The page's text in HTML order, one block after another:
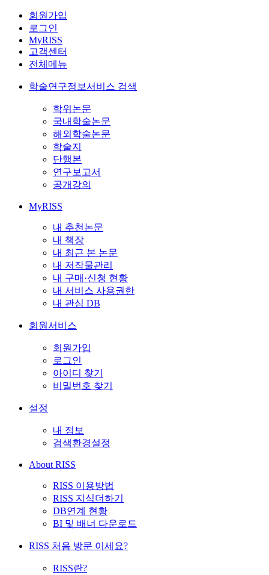
회원가입
로그인
MyRISS
고객센터
전체메뉴
학술연구정보서비스 검색
학위논문
국내학술논문
해외학술논문
학술지
단행본
연구보고서
공개강의
MyRISS
내 추천논문
내 책장
내 최근 본 논문
내 저작물관리
내 구매·신청 현황
내 서비스 사용권한
내 관심 DB
회원서비스
회원가입
로그인
아이디 찾기
비밀번호 찾기
설정
내 정보
검색환경설정
About RISS
RISS 이용방법
RISS 지식더하기
DB연계 현황
BI 및 배너 다운로드
RISS 처음 방문 이세요?
RISS란?